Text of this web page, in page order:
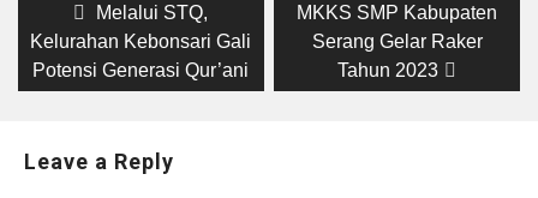
navigation
Previous
post:
Melalui STQ,
Kelurahan Kebonsari Gali
Potensi Generasi Qur’ani
Next
post:
MKKS SMP Kabupaten
Serang Gelar Raker
Tahun 2023
Leave a Reply